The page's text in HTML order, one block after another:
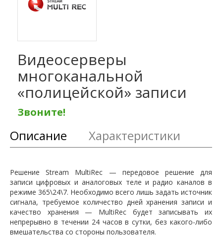
Видеосерверы
многоканальной
«полицейской» записи
Звоните!
Описание Характеристики
Решение Stream MultiRec — передовое решение для
записи цифровых и аналоговых теле и радио каналов в
режиме 365\24\7. Необходимо всего лишь задать источник
сигнала, требуемое количество дней хранения записи и
качество хранения — MultiRec будет записывать их
непрерывно в течении 24 часов в сутки, без какого-либо
вмешательства со стороны пользователя.